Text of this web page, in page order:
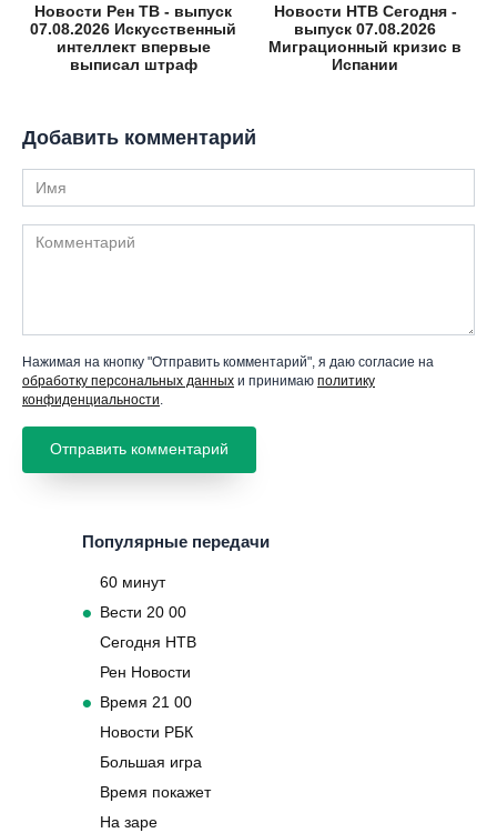
Новости Рен ТВ - выпуск
07.08.2026 Искусственный
интеллект впервые
выписал штраф
Новости НТВ Сегодня -
выпуск 07.08.2026
Миграционный кризис в
Испании
Добавить комментарий
Имя
Комментарий
Нажимая на кнопку "Отправить комментарий", я даю согласие на
обработку персональных данных и принимаю политику
конфиденциальности
Популярные передачи
60 минут
Вести 20 00
Сегодня НТВ
Рен Новости
Время 21 00
Новости РБК
Большая игра
Время покажет
На заре